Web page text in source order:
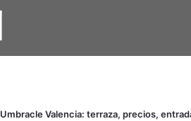
Umbracle Valencia: terraza, precios,